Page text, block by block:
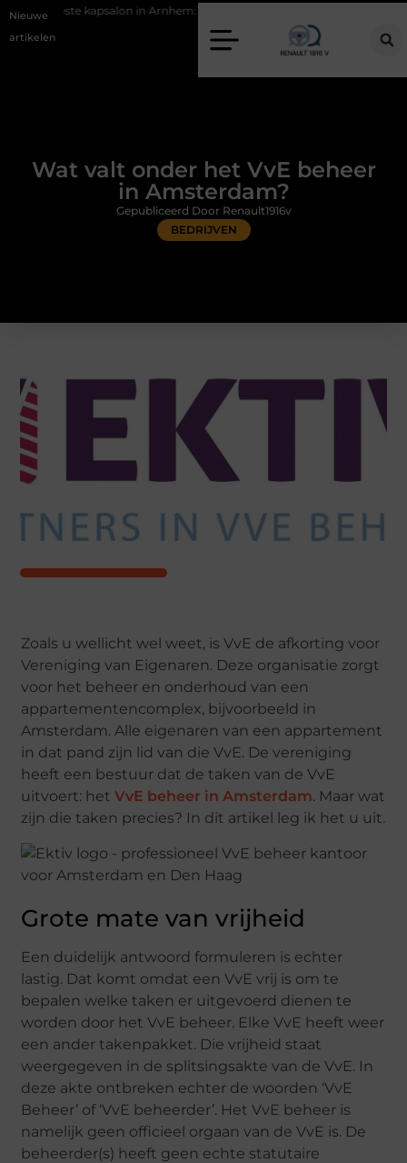
Nieuwe
artikelen
in Arnhem: meer dan alleen een knipbeurt
Wat valt onder het VvE beheer
in Amsterdam?
BEDRIJVEN
Gepubliceerd Door Renault1916v
Zoals u wellicht wel weet, is VvE de afkorting voor
Vereniging van Eigenaren. Deze organisatie zorgt
voor het beheer en onderhoud van een
appartementencomplex, bijvoorbeeld in
Amsterdam. Alle eigenaren van een appartement
in dat pand zijn lid van die VvE. De vereniging
heeft een bestuur dat de taken van de VvE
uitvoert: hetVvE beheer in Amsterdam. Maar wat
zijn die taken precies? In dit artikel leg ik het u uit.
Grote mate van vrijheid
Een duidelijk antwoord formuleren is echter
lastig. Dat komt omdat een VvE vrij is om te
bepalen welke taken er uitgevoerd dienen te
worden door het VvE beheer. Elke VvE heeft weer
een ander takenpakket. Die vrijheid staat
weergegeven in de splitsingsakte van de VvE. In
deze akte ontbreken echter de woorden ‘VvE
Beheer’ of ‘VvE beheerder’. Het VvE beheer is
namelijk geen officieel orgaan van de VvE is. De
beheerder(s) heeft geen echte statutaire